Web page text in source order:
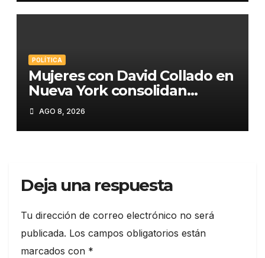
POLÍTICA
Mujeres con David Collado en
Nueva York consolidan
respaldo político en
encuentro en El Bronx
AGO 8, 2026
Deja una respuesta
Tu dirección de correo electrónico no será
publicada. Los campos obligatorios están
marcados con *